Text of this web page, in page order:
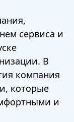
сервиса и
В
компания
которые
и